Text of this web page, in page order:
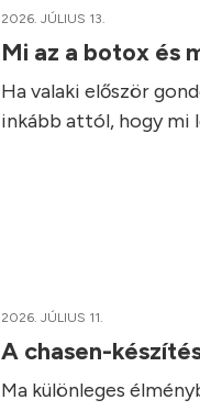
2026. JÚLIUS 13.
Mi az a botox és
Ha valaki először
inkább attól, hogy mi
2026. JÚLIUS 11.
A chasen-
Ma különleges